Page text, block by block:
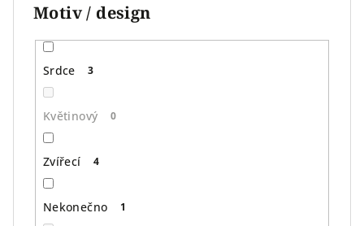
Motiv / design
Srdce 3
Květinový 0
Zvířecí 4
Nekonečno 1